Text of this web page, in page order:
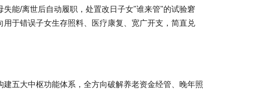
能/离世后自动履职，处置改日子女"谁来管"的试验窘
于错误子女生存照料、医疗康复、宽广开支，简直兑
五大中枢功能体系，全方向破解养老资金经管、晚年照